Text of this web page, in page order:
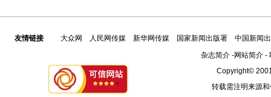
友情链接 大众网 人民网传媒 新华网传媒 国家新闻出版署
中国新闻
杂志简介 -网站简介 -
Copyright©
转载需注明来源